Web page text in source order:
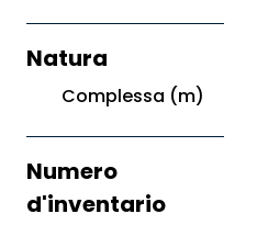
Natura
Complessa (m)
Numero
d'inventario